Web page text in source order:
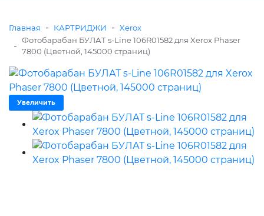
Главная - КАРТРИДЖИ - Xerox
- Фотобарабан БУЛАТ s-Line 106R01582 для Xerox Phaser
7800 (Цветной, 145000 страниц)
Увеличить